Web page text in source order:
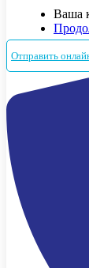
Ваша
Отправить